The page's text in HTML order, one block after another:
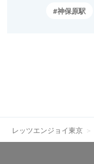
神保原駅
レッツエンジョイ東京